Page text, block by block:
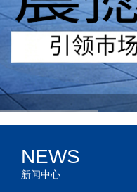
NEWS
新闻中心